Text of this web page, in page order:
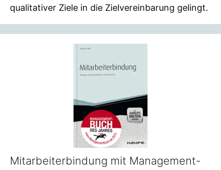
qualitativer Ziele in die Zielvereinbarung gelingt.
Mitarbeiterbindung mit Management-